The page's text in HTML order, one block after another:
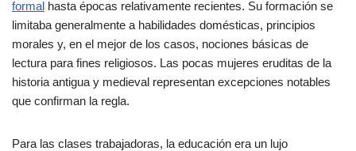
formal hasta épocas relativamente recientes. Su formación se
limitaba generalmente a habilidades domésticas, principios
morales y, en el mejor de los casos, nociones básicas de
lectura para fines religiosos. Las pocas mujeres eruditas de la
historia antigua y medieval representan excepciones notables
que confirman la regla.
Para las clases trabajadoras, la educación era un lujo